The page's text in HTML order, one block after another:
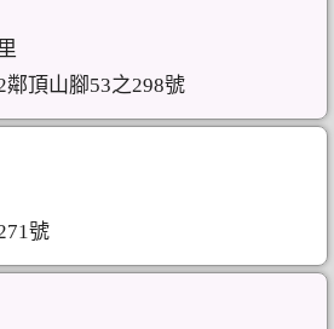
頂山腳53之298號
號